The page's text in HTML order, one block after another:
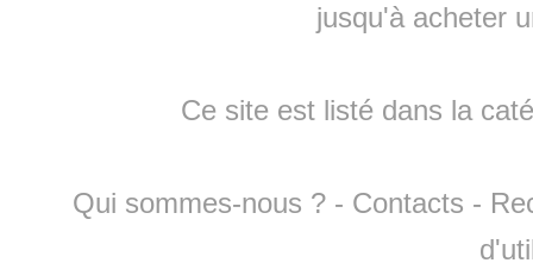
jusqu'à acheter
Ce site est listé dans la
Qui sommes-nous ? - Contacts -